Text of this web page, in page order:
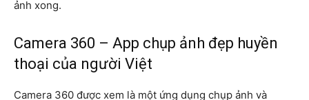
ảnh xong.
Camera 360 – App chụp ảnh đẹp huyền
thoại của người Việt
Camera 360 được xem là một ứng dụng chụp ảnh và